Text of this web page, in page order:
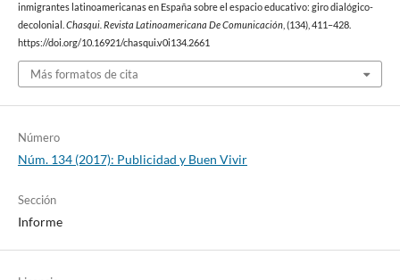
inmigrantes latinoamericanas en España sobre el espacio educativo: giro dialógico-
decolonial. Chasqui. Revista Latinoamericana De Comunicación, (134), 411–428.
https://doi.org/10.16921/chasqui.v0i134.2661
Más formatos de cita
Número
Núm. 134 (2017): Publicidad y Buen Vivir
Sección
Informe